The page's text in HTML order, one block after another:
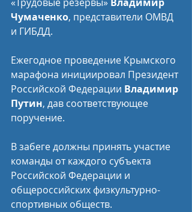
«Трудовые резервы» Владимир
Чумаченко, представители ОМВД
и ГИБДД.
Ежегодное проведение Крымского
марафона инициировал Президент
Российской Федерации Владимир
Путин, дав соответствующее
поручение.
В забеге должны принять участие
команды от каждого субъекта
Российской Федерации и
общероссийских физкультурно-
спортивных обществ.